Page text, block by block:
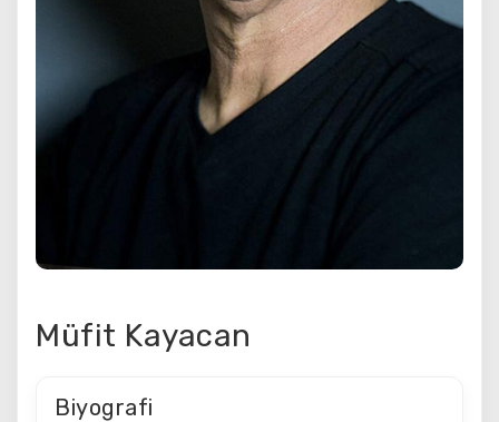
Müfit Kayacan
Biyografi